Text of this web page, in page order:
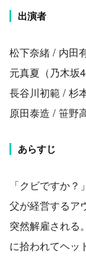
出演者
松下奈緒 / 内田
元真夏（乃木坂
長谷川初範 / 杉
原田泰造 / 笹野
あらすじ
「クビですか
父が経営するア
突然解雇される
に拾われてヘッ